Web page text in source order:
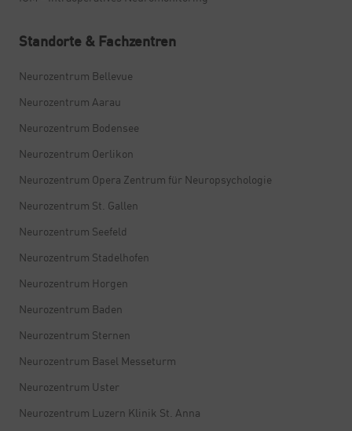
Standorte & Fachzentren
Neurozentrum Bellevue
Neurozentrum Aarau
Neurozentrum Bodensee
Neurozentrum Oerlikon
Neurozentrum Opera Zentrum für Neuropsychologie
Neurozentrum St. Gallen
Neurozentrum Seefeld
Neurozentrum Stadelhofen
Neurozentrum Horgen
Neurozentrum Baden
Neurozentrum Sternen
Neurozentrum Basel Messeturm
Neurozentrum Uster
Neurozentrum Luzern Klinik St. Anna